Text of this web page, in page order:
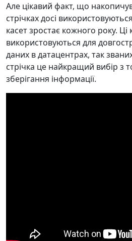
Але цікавий факт, що
стрічках досі
касет зростає кожного року. Ці
використовуються для
даних в датацентрах, так
стрічка це найкращий вибір з
зберігання інформації.